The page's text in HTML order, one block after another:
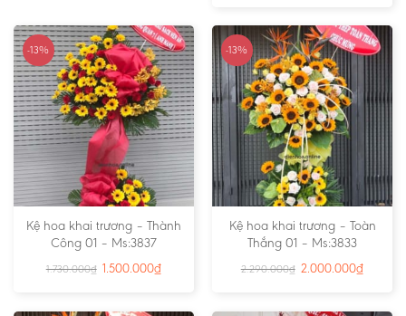
-13%
Kệ hoa khai trương – Thành
Công 01 – Ms:3837
1.730.000₫ 1.500.000₫
-13%
Kệ hoa khai trương – Toàn
Thắng 01 – Ms:3833
2.290.000₫ 2.000.000₫